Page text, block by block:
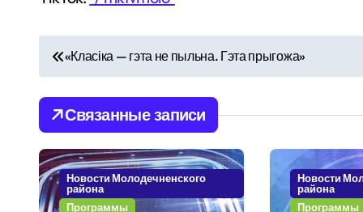
Н
а
в
и
г
«Класіка — гэта не пыльна. Гэта прыгожа»
Связанные записи
Новости Молодечненского
района
Программы
Новости
района
Программы